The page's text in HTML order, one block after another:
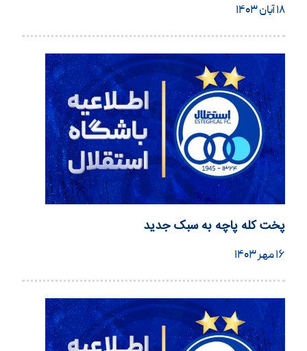
۱۸ آبان ۱۴۰۳
پخت کله پاچه به سبک جدید
۱۶ مهر ۱۴۰۳